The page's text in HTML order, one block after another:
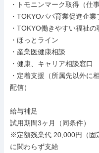
・トモニンマーク取得（仕
・TOKYOパパ育業促進企
・TOKYO働きやすい福祉の
・ほっとライン
・産業医健康相談
・健康、キャリア相談窓口
・定着支援（所属先以外に
配信）
給与補足
試用期間3ヶ月（同条件）
※定額残業代 20,000円（固
に関わらず支給